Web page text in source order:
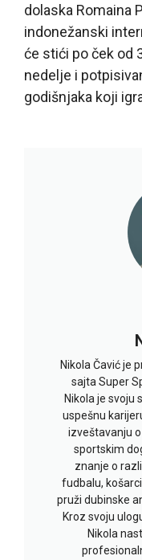
dolaska Romaina
indonežanski
će stići po ček od
nedelje i
godišnjaka koji
Nikola Čavić je
sajta Super
Nikola je svoju
uspešnu
izveštavanju
sportskim
znanje o
fudbalu,
pruži dubinske
Kroz svoju
Nikola